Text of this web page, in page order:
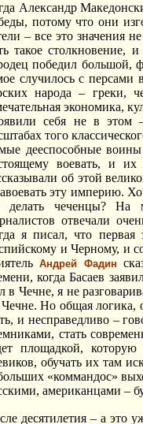
Александр
потому что они
– все это значения
такое столкновение,
победил большой,
случилось с
народа – греки,
экономика,
себя не в этом
того
дееспособные
воевать, и
об этой
эту империю.
делать чеченцы? На
отвечали
я писал, что
и Черному, и
Андрей Фадин
когда Басаев
в Чечне, я не
Но общая логика,
и несправедливо –
стать
площадкой,
обучать их там
«коммандос»
американцами –
десятилетия – а это